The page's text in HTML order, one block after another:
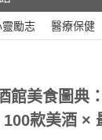
靈勵志 醫療保健
館美食圖典
款美酒 ×